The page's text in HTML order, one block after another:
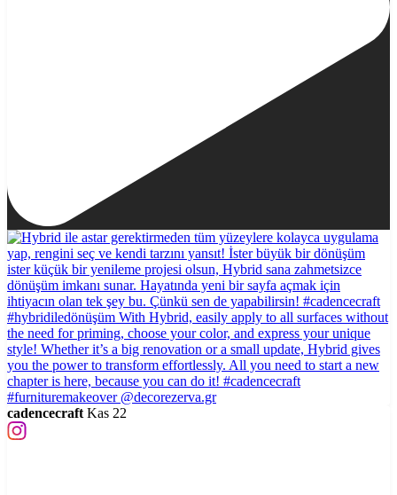
cadencecraft Kas 22